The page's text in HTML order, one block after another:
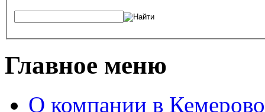
Главное меню
О компании в Кемерово